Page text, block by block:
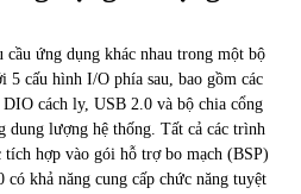
ứng dụng khác nhau trong một bộ
5 cấu hình I/O phía sau, bao gồm các
cách ly, USB 2.0 và bộ chia cổng
dung lượng hệ thống. Tất cả các trình
hợp vào gói hỗ trợ bo mạch (BSP)
khả năng cung cấp chức năng tuyệt